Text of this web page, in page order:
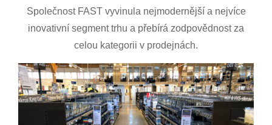
Společnost FAST vyvinula nejmodernější a nejvíce
inovativní segment trhu a přebírá zodpovědnost za
celou kategorii v prodejnách.